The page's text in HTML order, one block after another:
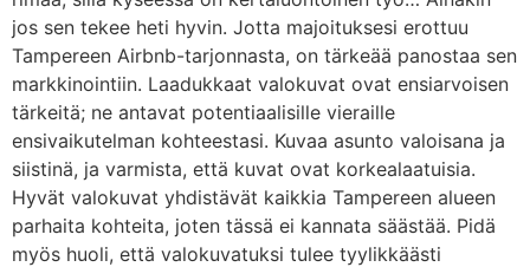
jos sen tekee heti hyvin. Jotta majoituksesi erottuu
Tampereen Airbnb-tarjonnasta, on tärkeää panostaa sen
markkinointiin. Laadukkaat valokuvat ovat ensiarvoisen
tärkeitä; ne antavat potentiaalisille vieraille
ensivaikutelman kohteestasi. Kuvaa asunto valoisana ja
siistinä, ja varmista, että kuvat ovat korkealaatuisia.
Hyvät valokuvat yhdistävät kaikkia Tampereen alueen
parhaita kohteita, joten tässä ei kannata säästää. Pidä
myös huoli, että valokuvatuksi tulee tyylikkäästi